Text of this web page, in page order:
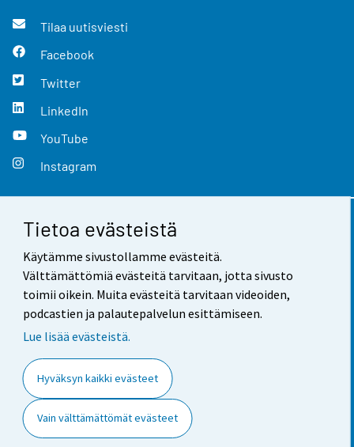
Tietoa evästeistä
Käytämme sivustollamme evästeitä.
Välttämättömiä evästeitä tarvitaan, jotta sivusto
toimii oikein. Muita evästeitä tarvitaan videoiden,
podcastien ja palautepalvelun esittämiseen.
Lue lisää evästeistä.
Hyväksyn kaikki evästeet
Vain välttämättömät evästeet
Tilaa uutisviesti
Facebook
Twitter
LinkedIn
YouTube
Instagram
Yhteystiedot
Palaute
Käyttöehdot
Saavutettavuus
Tietoa sivustosta
Evästeasetukset